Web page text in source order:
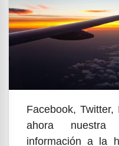
Facebook, Twitter,
ahora
información a la